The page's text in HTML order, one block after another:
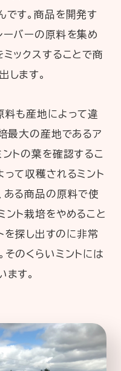
です。商品を開発す
ーバーの原料を集め
ックスすることで商
します。
料も産地によって違
最大の産地であるア
ントの葉を確認するこ
って収穫されるミント
ある商品の原料で使
ント栽培をやめること
トを探し出すのに非常
のくらいミントには
す。